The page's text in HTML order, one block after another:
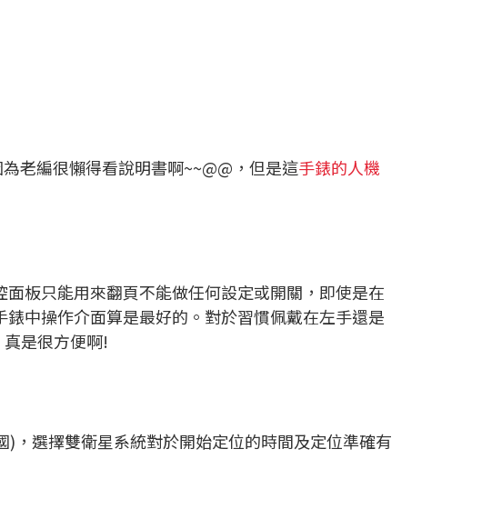
老編很懶得看說明書啊~~@@，但是這手錶的人機
板只能用來翻頁不能做任何設定或開關，即使是在
中操作介面算是最好的。對於習慣佩戴在左手還是
是很方便啊!
)，選擇雙衛星系統對於開始定位的時間及定位準確有